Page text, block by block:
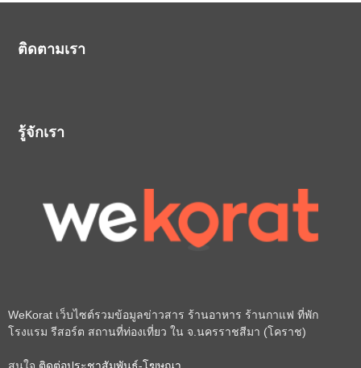
ติดตามเรา
รู้จักเรา
WeKorat เว็บไซต์รวมข้อมูลข่าวสาร ร้านอาหาร ร้านกาแฟ ที่พัก
โรงแรม รีสอร์ต สถานที่ท่องเที่ยว ใน จ.นครราชสีมา (โคราช)